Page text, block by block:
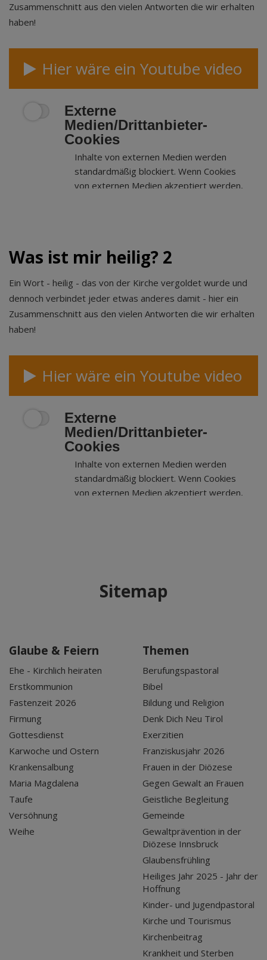
Zusammenschnitt aus den vielen Antworten die wir erhalten
haben!
Hier wäre ein Youtube video
Externe
Medien/Drittanbieter-
Cookies
Inhalte von externen Medien werden
standardmäßig blockiert. Wenn Cookies
von externen Medien akzeptiert werden,
Was ist mir heilig? 2
Ein Wort - heilig - das von der Kirche vergoldet wurde und
dennoch verbindet jeder etwas anderes damit - hier ein
Zusammenschnitt aus den vielen Antworten die wir erhalten
haben!
Hier wäre ein Youtube video
Externe
Medien/Drittanbieter-
Cookies
Inhalte von externen Medien werden
standardmäßig blockiert. Wenn Cookies
von externen Medien akzeptiert werden,
Sitemap
Glaube & Feiern
Ehe - Kirchlich heiraten
Erstkommunion
Fastenzeit 2026
Firmung
Gottesdienst
Karwoche und Ostern
Krankensalbung
Maria Magdalena
Taufe
Versöhnung
Weihe
Themen
Berufungspastoral
Bibel
Bildung und Religion
Denk Dich Neu Tirol
Exerzitien
Franziskusjahr 2026
Frauen in der Diözese
Gegen Gewalt an Frauen
Geistliche Begleitung
Gemeinde
Gewaltprävention in der
Diözese Innsbruck
Glaubensfrühling
Heiliges Jahr 2025 - Jahr der
Hoffnung
Kinder- und Jugendpastoral
Kirche und Tourismus
Kirchenbeitrag
Krankheit und Sterben